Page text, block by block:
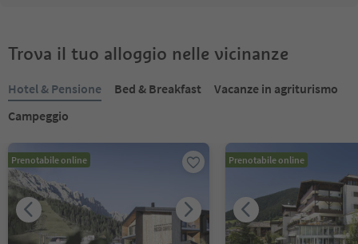
Trova il tuo alloggio nelle vicinanze
Hotel & Pensione Bed & Breakfast
Vacanze in agriturismo
Campeggio
Prenotabile online Prenotabile online